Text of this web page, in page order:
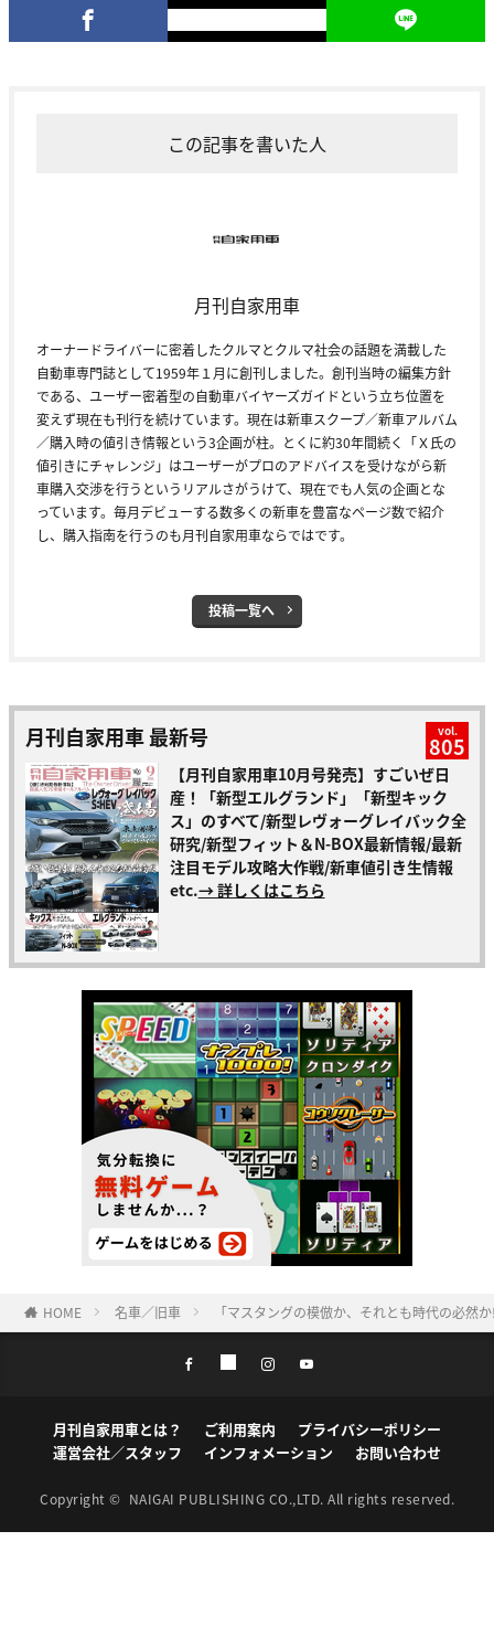
この記事を書いた人
月刊自家用車
オーナードライバーに密着したクルマとクルマ社会の話題を満載した
自動車専門誌として1959年１月に創刊しました。創刊当時の編集方針
である、ユーザー密着型の自動車バイヤーズガイドという立ち位置を
変えず現在も刊行を続けています。現在は新車スクープ／新車アルバム
／購入時の値引き情報という3企画が柱。とくに約30年間続く「Ｘ氏の
値引きにチャレンジ」はユーザーがプロのアドバイスを受けながら新
車購入交渉を行うというリアルさがうけて、現在でも人気の企画とな
っています。毎月デビューする数多くの新車を豊富なページ数で紹介
し、購入指南を行うのも月刊自家用車ならではです。
投稿一覧へ
月刊自家用車 最新号 vol.
805
【月刊自家用車10月号発売】すごいぜ日
産！「新型エルグランド」「新型キック
ス」のすべて/新型レヴォーグレイバック全
研究/新型フィット＆N-BOX最新情報/最新
注目モデル攻略大作戦/新車値引き生情報
etc.→ 詳しくはこちら
HOME 名車／旧車 「マスタングの模倣か、それとも時代の必然
月刊自家用車とは？ ご利用案内
プライバシーポリシー
運営会社／スタッフ
インフォメーション お問い合わせ
Copyright © NAIGAI PUBLISHING CO.,LTD. All rights reserved.